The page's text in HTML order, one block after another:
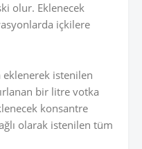
olur. Eklenecek
içkilere
eklenerek istenilen
bir litre votka
konsantre
olarak istenilen tüm